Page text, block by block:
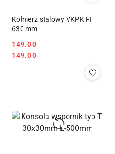
Kołnierz stalowy VKPK FI
630 mm
Cena:
149.00
Cena:
149.00